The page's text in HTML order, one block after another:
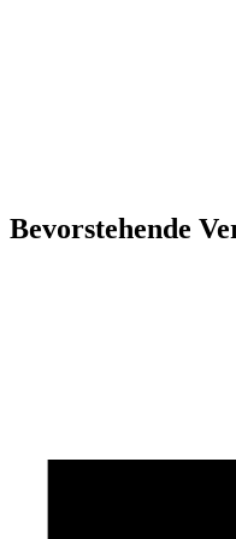
Bevorstehende